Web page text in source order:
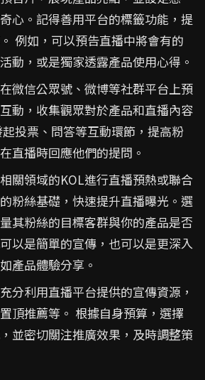
心。記得善用平台的標籤功能，提
例如，可以預告直播中將會有的
動，或是獨家透露產品使用心得。
在微信公眾號、微博等社群平台上預
動，收集觀眾對於產品和直播內容
投票、問答等互動環節，提高粉
直播時回應他們的提問。
關領域的KOL進行直播預熱或聯合
粉絲基礎，快速提升直播曝光。選
其粉絲的目標客群與你的產品是否
以是簡單的宣傳，也可以是更深入
產品體驗分享。
充分利用直播平台提供的宣傳資源，
頂推薦等。 根據自身預算，選擇
並密切關注推廣效果，及時調整策